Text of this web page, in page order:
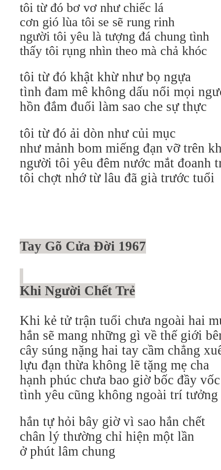
tôi từ đó bơ vơ như chiếc lá
cơn gió lùa tôi se sẽ rung rinh
người tôi yêu là tượng đá chung tình
thấy tôi rụng nhìn theo mà chả khóc
tôi từ đó khật khừ như bọ ngựa
tình đam mê không dấu nổi mọi
hồn đắm đuối làm sao che sự thực
tôi từ đó ải dòn như củi mục
như mảnh bom miếng đạn vỡ trên
người tôi yêu đêm nước mắt đoanh
tôi chợt nhớ từ lâu đã già trước tuổi
Tay Gõ Cửa Đời 1967
Khi Người Chết Trẻ
Khi kẻ tử trận tuổi chưa ngoài hai
hắn sẽ mang những gì về thế giới
cây súng nặng hai tay cầm chẳng
lựu đạn thừa không lẽ tặng mẹ cha
hạnh phúc chưa bao giờ bốc đầy
tình yêu cũng không ngoài trí
hắn tự hỏi bây giờ vì sao hắn chết
chân lý thường chỉ hiện một lần
ở phút lâm chung